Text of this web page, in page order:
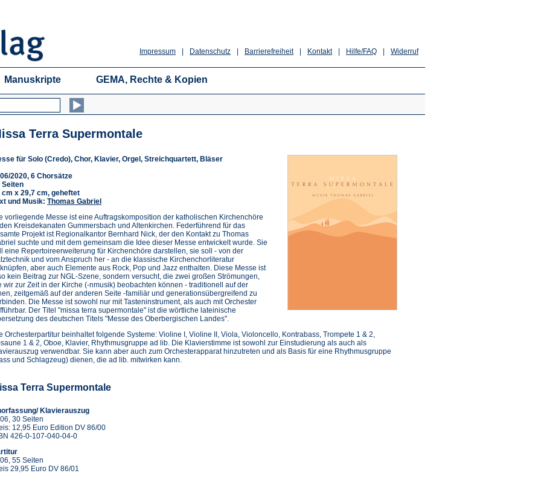
Widerruf
Hilfe/FAQ
Kontakt
Barrierefreiheit
Datenschutz
Impressum
Manuskripte GEMA, Rechte & Kopien
Terra Supermontale
für Solo (Credo), Chor, Klavier, Orgel, Streichquartett, Bläser
2020, 6 Chorsätze
Seiten
cm x 29,7 cm, geheftet
und Musik: Thomas Gabriel
vorliegende Messe ist eine Auftragskomposition der katholischen Kirchenchöre
Kreisdekanaten Gummersbach und Altenkirchen. Federführend für das
Projekt ist Regionalkantor Bernhard Nick, der den Kontakt zu Thomas
suchte und mit dem gemeinsam die Idee dieser Messe entwickelt wurde. Sie
eine Repertoireerweiterung für Kirchenchöre darstellen, sie soll - von der
und vom Anspruch her - an die klassische Kirchenchorliteratur
aber auch Elemente aus Rock, Pop und Jazz enthalten. Diese Messe ist
kein Beitrag zur NGL-Szene, sondern versucht, die zwei großen Strömungen,
wir zur Zeit in der Kirche (-nmusik) beobachten können - traditionell auf der
zeitgemäß auf der anderen Seite -familiär und generationsübergreifend zu
Die Messe ist sowohl nur mit Tasteninstrument, als auch mit Orchester
Der Titel "missa terra supermontale" ist die wörtliche lateinische
des deutschen Titels "Messe des Oberbergischen Landes".
Orchesterpartitur beinhaltet folgende Systeme: Violine I, Violine II, Viola, Violoncello, Kontrabass, Trompete 1 & 2,
1 & 2, Oboe, Klavier, Rhythmusgruppe ad lib. Die Klavierstimme ist sowohl zur Einstudierung als auch als
verwendbar. Sie kann aber auch zum Orchesterapparat hinzutreten und als Basis für eine Rhythmusgruppe
und Schlagzeug) dienen, die ad lib. mitwirken kann.
Terra Supermontale
Klavierauszug
30 Seiten
12,95 Euro Edition DV 86/00
426-0-107-040-04-0
55 Seiten
29,95 Euro DV 86/01